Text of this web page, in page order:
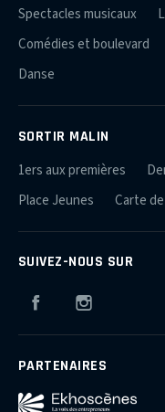
Spectacles musicaux
Comédies et boulevard
Danse
SORTIR MALIN
1ers aux premières
Place Jeunes
Carte
SUIVEZ-NOUS SUR
Facebook
PARTENAIRES